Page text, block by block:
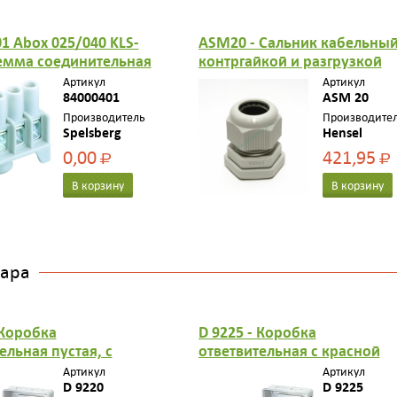
Abox 025/040 KLS-
соединительная
5 х 2,5/4 мм2
Артикул
84000401
Производитель
Spelsberg
0,00Р
В корзину
ASM20 - Сальник
контргайкой и разгрузкой
натяжения, герметичная зона
6,5-13,5 мм, IP 66, M 20, цвет
серый, стойкий к УФ
Артикул
ASM 20
Hensel
421,95Р
В корзину
пустая, с
крышкой, в
с 4 сальниками
Артикул
D 9220
D 9225 - Коробка
ответвительная с красной
крышкой, в комплекте с 4
сальниками ESM 20, размер
Артикул
D 9225